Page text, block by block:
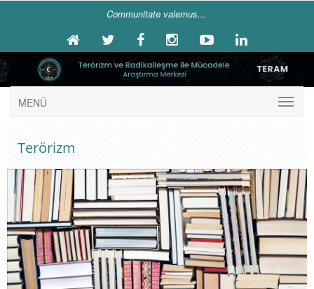
Communitate valemus...
MENÜ
Terörizm